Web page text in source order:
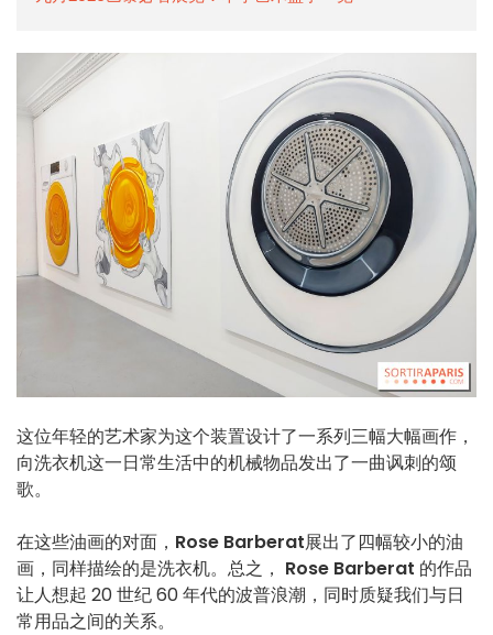
这位年轻的艺术家为这个装置设计了一系列三幅大幅画作，
向洗衣机这一日常生活中的机械物品发出了一曲讽刺的颂
歌。
在这些油画的对面， Rose Barberat展出了四幅较小的油
画，同样描绘的是洗衣机。总之， Rose Barberat 的作品
让人想起 20 世纪 60 年代的波普浪潮，同时质疑我们与日
常用品之间的关系。